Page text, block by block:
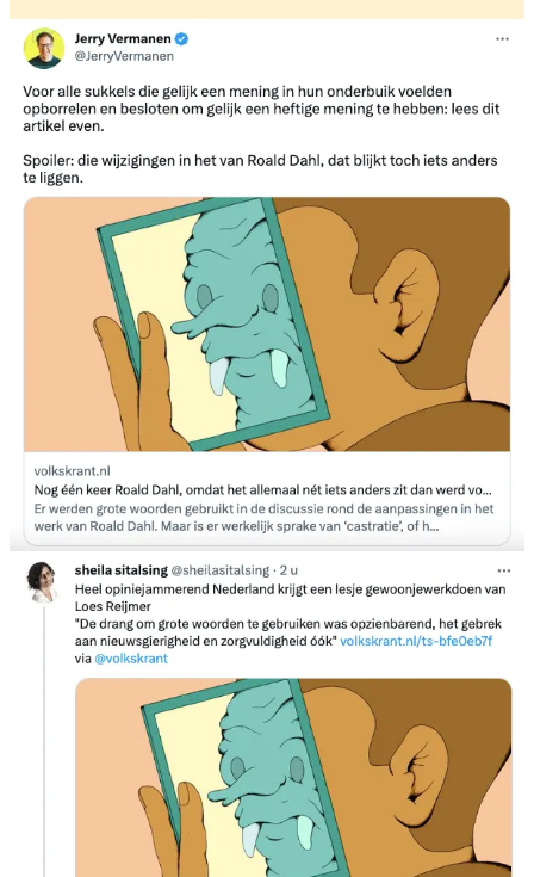
Edoch! Feit blijft dat er een legertje sneeuwvlokjes aanpassingen
hebben aangebracht in de werken van Dahl. Dat bagataliseren én
met het verheven moraalwapper vingertje de domme lezer
educaten
is een verdienmodel van dit soort types, maar het blijft hetzelfde als
een beetje zwanger zijn: dat gaat niet, het is wat het is en dat
schrappen van woorden, aanpassen van woorden en het wijzigen
van boeken in het algemeen is heiligschennis.
Marieke Hoogwout@mariekehoogwout
@Denkjewelhet zijn maar een paar woordjes
het is maar een cartoon
het is maar een beetje oppassen met een grapje
het is maar niet per se willen beledigen
het is maar vrijheid die met GroTe VeranTWoordeliJkheiD komt
10:04 AM · Mar 1, 2023
En dat brengt me op het volgende. Op 10 juni 2020 tekenden de
Marktgemeinde Huettenberg, de The Marsh Agency Ltd. (London)
en ik uit naam van mijn uitgeverij Jalapeño Books een contract om
exclusief de Nederlandstalige versie van
Seven Years in Tibet
opnieuw uit te geven. Van het boek werden miljoenen exemplaren